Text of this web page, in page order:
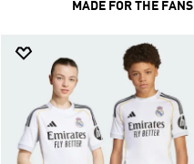
MADE FOR THE FANS